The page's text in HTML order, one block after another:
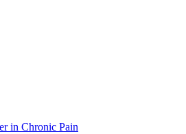
in Chronic Pain